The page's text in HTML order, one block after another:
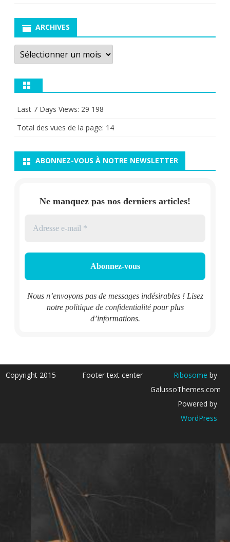
ARCHIVES
Archives
Last 7 Days Views: 29 198
Total des vues de la page: 14
ABONNEZ-VOUS À NOTRE NEWSLETTER
Ne manquez pas nos derniers articles!
Nous n’envoyons pas de messages indésirables ! Lisez
notre politique de confidentialitépour plus
d’informations.
Copyright 2015 Footer text center Ribosome by
GalussoThemes.com
Powered by
WordPress